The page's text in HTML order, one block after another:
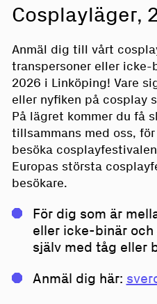
Cosplayläger,
Anmäl dig till vårt
transpersoner eller icke-
2026 i Linköping! Vare
eller nyfiken på cosplay
På lägret kommer du få
tillsammans med oss,
besöka
Europas största
besökare.
För dig som är
eller icke-binär
själv med tåg eller
Anmäl dig här: